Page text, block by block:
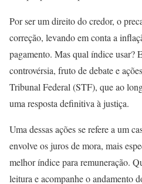
Por ser um direito do credor, o
correção, levando em conta a
pagamento. Mas qual índice usar?
controvérsia, fruto de debate e
Tribunal Federal (STF), que ao
uma resposta definitiva à justiça.
Uma dessas ações se refere a um
envolve os juros de mora, mais
melhor índice para remuneração.
leitura e acompanhe o andamento